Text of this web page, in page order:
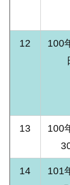
12
100
13
100
14
101